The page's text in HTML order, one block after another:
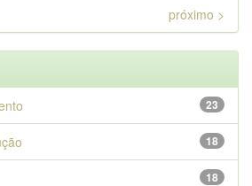
próximo >
23
18
18